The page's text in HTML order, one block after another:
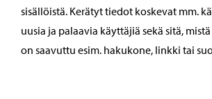
sisällöistä. Kerätyt tiedot koskevat mm.
uusia ja palaavia käyttäjiä sekä sitä,
on saavuttu esim. hakukone, linkki tai